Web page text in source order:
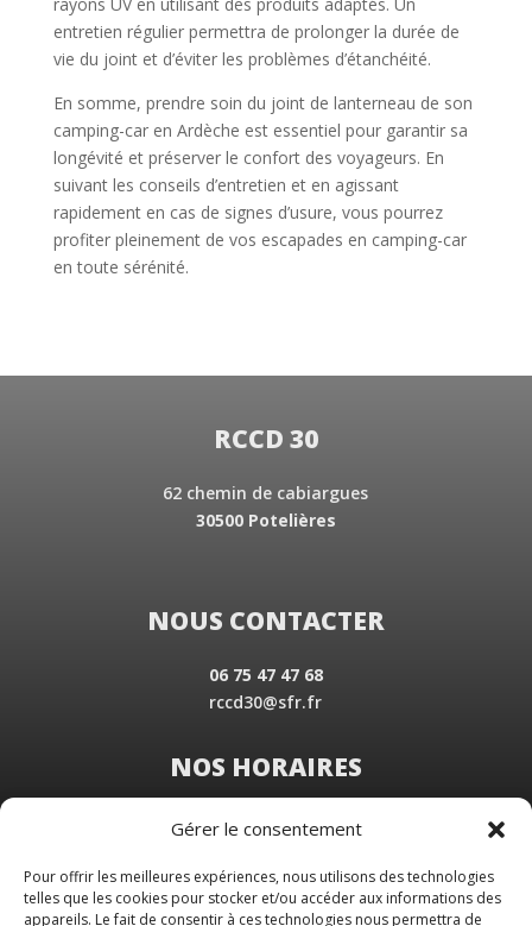
Gérer le consentement
Pour offrir les meilleures expériences, nous utilisons des technologies
telles que les cookies pour stocker et/ou accéder aux informations des
appareils. Le fait de consentir à ces technologies nous permettra de
entretien régulier permettra de prolonger la durée de
vie du joint et d’éviter les problèmes d’étanchéité.
En somme, prendre soin du joint de lanterneau de son
camping-car en Ardèche est essentiel pour garantir sa
longévité et préserver le confort des voyageurs. En
suivant les conseils d’entretien et en agissant
rapidement en cas de signes d’usure, vous pourrez
profiter pleinement de vos escapades en camping-car
en toute sérénité.
RCCD 30
62 chemin de cabiargues
30500 Potelières
NOUS CONTACTER
06 75 47 47 68
rccd30@sfr.fr
NOS HORAIRES
Du Lundi au Vendredi
Samedi sur rendez-vous